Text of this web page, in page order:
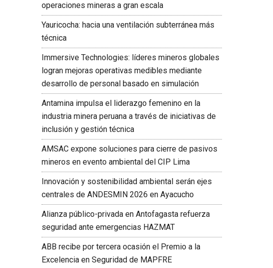
operaciones mineras a gran escala
Yauricocha: hacia una ventilación subterránea más
técnica
Immersive Technologies: líderes mineros globales
logran mejoras operativas medibles mediante
desarrollo de personal basado en simulación
Antamina impulsa el liderazgo femenino en la
industria minera peruana a través de iniciativas de
inclusión y gestión técnica
AMSAC expone soluciones para cierre de pasivos
mineros en evento ambiental del CIP Lima
Innovación y sostenibilidad ambiental serán ejes
centrales de ANDESMIN 2026 en Ayacucho
Alianza público-privada en Antofagasta refuerza
seguridad ante emergencias HAZMAT
ABB recibe por tercera ocasión el Premio a la
Excelencia en Seguridad de MAPFRE